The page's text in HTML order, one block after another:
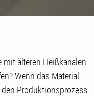
älteren Heißkanälen
Wenn das Material
Produktionsprozess